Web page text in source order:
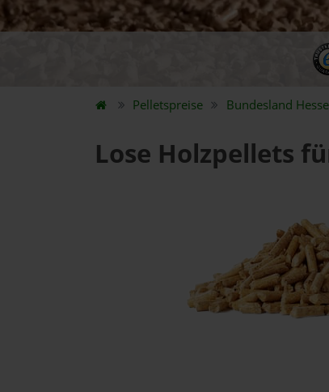
Pelletspreise Bundesland
Lose Holzpellets